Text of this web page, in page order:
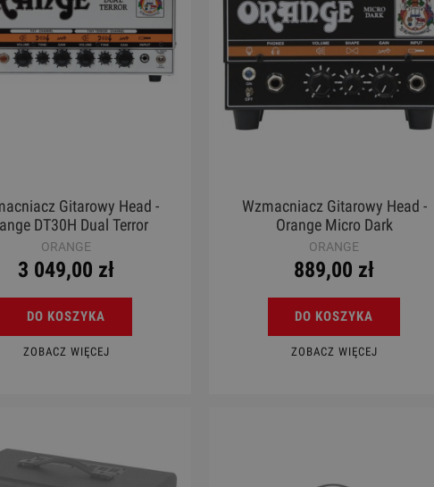
Gitarowy Head -
DT30H Dual Terror
ORANGE
3 049,00 zł
DO KOSZYKA
ZOBACZ WIĘCEJ
Wzmacniacz Gitarowy Head -
Orange Micro Dark
ORANGE
889,00 zł
DO KOSZYKA
ZOBACZ WIĘCEJ